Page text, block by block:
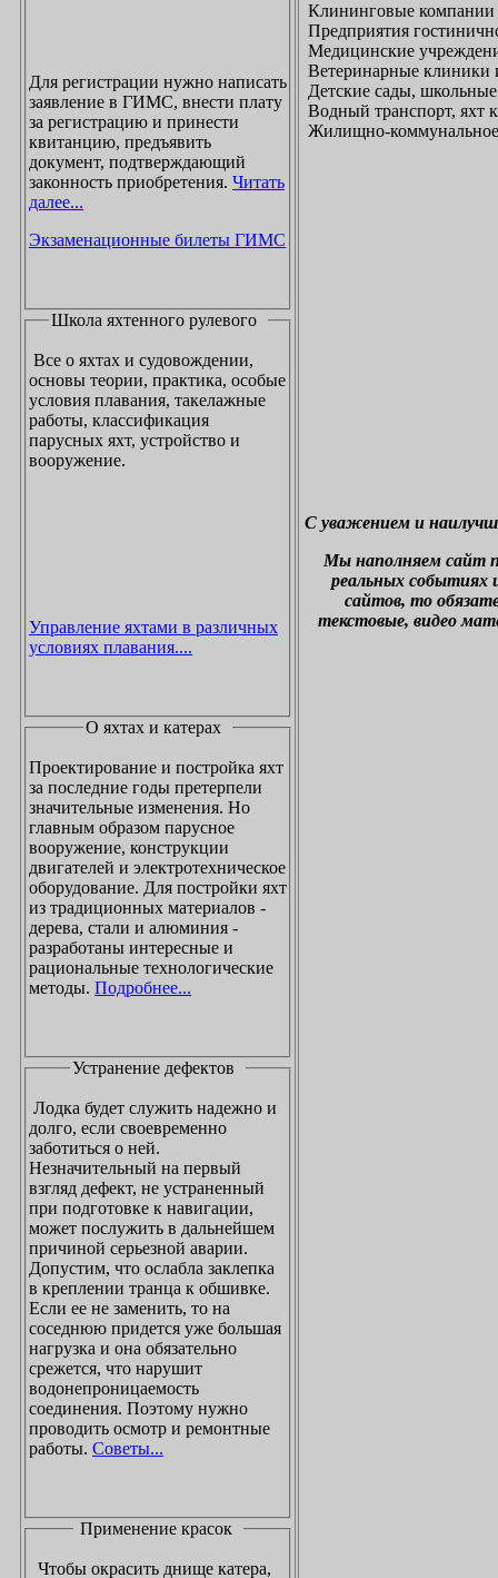
Для регистрации нужно написать
заявление в ГИМС, внести плату
за регистрацию и принести
квитанцию, предъявить
документ, подтверждающий
законность приобретения. Читать
далее...
Экзаменационные билеты ГИМС
Школа яхтенного рулевого
Все о яхтах и судовождении,
основы теории, практика, особые
условия плавания, такелажные
работы, классификация
парусных яхт, устройство и
вооружение.
Управление яхтами в различных
условиях плавания....
О яхтах и катерах
Проектирование и постройка яхт
за последние годы претерпели
значительные изменения. Но
главным образом парусное
вооружение, конструкции
двигателей и электротехническое
оборудование. Для постройки яхт
из традиционных материалов -
дерева, стали и алюминия -
разработаны интересные и
рациональные технологические
методы. Подробнее...
Устранение дефектов
Лодка будет служить надежно и
долго, если своевременно
заботиться о ней.
Незначительный на первый
взгляд дефект, не устраненный
при подготовке к навигации,
может послужить в дальнейшем
причиной серьезной аварии.
Допустим, что ослабла заклепка
в креплении транца к обшивке.
Если ее не заменить, то на
соседнюю придется уже большая
нагрузка и она обязательно
срежется, что нарушит
водонепроницаемость
соединения. Поэтому нужно
проводить осмотр и ремонтные
работы. Советы...
Применение красок
Клининговые компании
Предприятия
Медицинские
Ветеринарные клиники
Детские сады,
Водный транспорт,
Жилищно-коммунальное
С уважением и
Мы наполняем сайт
реальных событиях
сайтов, то
текстовые, видео